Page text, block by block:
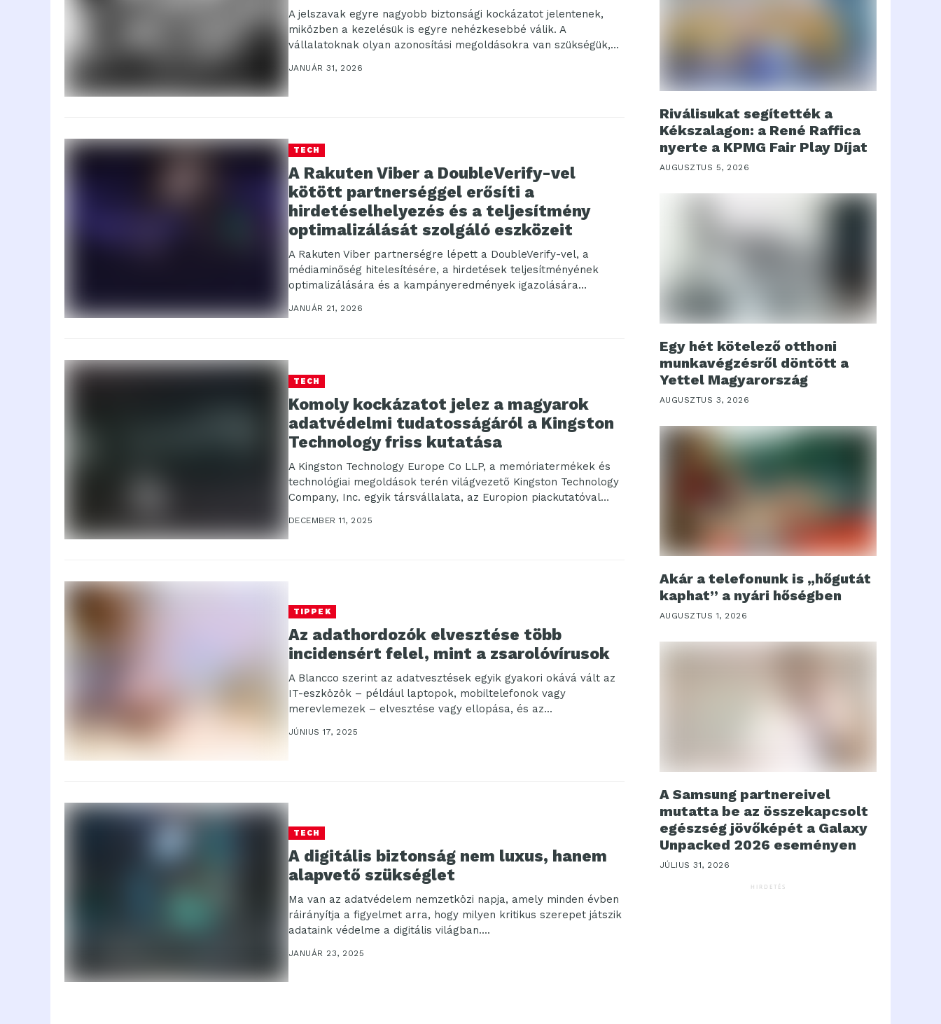
A jelszavak egyre nagyobb biztonsági kockázatot jelentenek,
miközben a kezelésük is egyre nehézkesebbé válik. A
vállalatoknak olyan azonosítási megoldásokra van szükségük,
amelyek csökkentik...
JANUÁR 31, 2026
TECH
A Rakuten Viber a DoubleVerify-vel
kötött partnerséggel erősíti a
hirdetéselhelyezés és a teljesítmény
optimalizálását szolgáló eszközeit
A Rakuten Viber partnerségre lépett a DoubleVerify-vel, a
médiaminőség hitelesítésére, a hirdetések teljesítményének
optimalizálására és a kampányeredmények igazolására
szolgáló vezető szoftverplatformmal. Az együttműködés...
JANUÁR 21, 2026
TECH
Komoly kockázatot jelez a magyarok
adatvédelmi tudatosságáról a Kingston
Technology friss kutatása
A Kingston Technology Europe Co LLP, a memóriatermékek és
technológiai megoldások terén világvezető Kingston Technology
Company, Inc. egyik társvállalata, az Europion piackutatóval
DECEMBER 11, 2025
TIPPEK
Az adathordozók elvesztése több
incidensért felel, mint a zsarolóvírusok
A Blancco szerint az adatvesztések egyik gyakori okává vált az
IT-eszközök – például laptopok, mobiltelefonok vagy
merevlemezek – elvesztése vagy ellopása, és az...
JÚNIUS 17, 2025
TECH
A digitális biztonság nem luxus, hanem
alapvető szükséglet
Ma van az adatvédelem nemzetközi napja, amely minden évben
ráirányítja a figyelmet arra, hogy milyen kritikus szerepet játszik
adataink védelme a digitális világban....
JANUÁR 23, 2025
Riválisukat segítették a
Kékszalagon: a René Raffica
nyerte a KPMG Fair Play Díjat
AUGUSZTUS 5, 2026
Egy hét kötelező otthoni
munkavégzésről döntött a
Yettel Magyarország
AUGUSZTUS 3, 2026
Akár a telefonunk is „hőgutát
kaphat” a nyári hőségben
AUGUSZTUS 1, 2026
A Samsung partnereivel
mutatta be az összekapcsolt
egészség jövőképét a Galaxy
Unpacked 2026 eseményen
JÚLIUS 31, 2026
HIRDETÉS